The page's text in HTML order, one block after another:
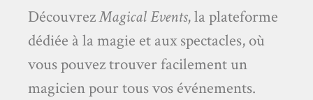
DécouvrezMagical Events, la plateforme
dédiée à la magie et aux spectacles, où
vous pouvez trouver facilement un
magicien pour tous vos événements.